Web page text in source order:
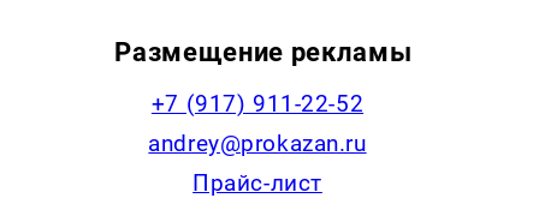
Размещение рекламы
+7 (917) 911-22-52
andrey@prokazan.ru
Прайс-лист